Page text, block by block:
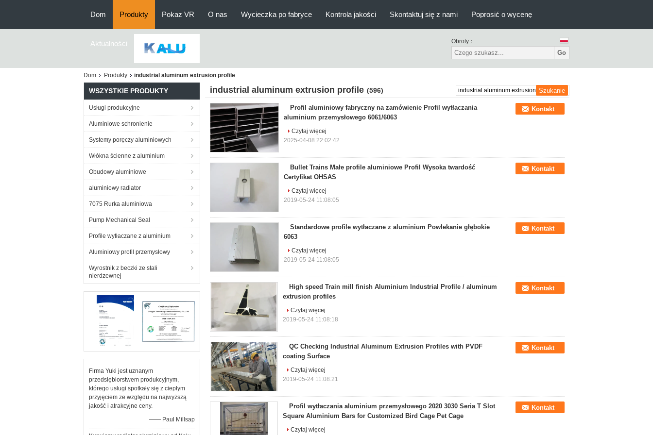
Dom Produkty Pokaz VR O nas Wycieczka po fabryce Kontrola jakości Skontaktuj się z nami Poprosić o wycenę
Aktualności Obroty：
Go
Dom Produkty industrial aluminum extrusion profile
WSZYSTKIE PRODUKTY
Usługi produkcyjne
Aluminiowe schronienie
Systemy poręczy aluminiowych
Włókna ścienne z aluminium
Obudowy aluminiowe
aluminiowy radiator
7075 Rurka aluminiowa
Pump Mechanical Seal
Profile wytłaczane z aluminium
Aluminiowy profil przemysłowy
Wyrostnik z beczki ze stali
nierdzewnej
Firma Yuki jest uznanym
przedsiębiorstwem produkcyjnym,
którego usługi spotkały się z ciepłym
przyjęciem ze względu na najwyższą
jakość i atrakcyjne ceny.
—— Paul Millsap
industrial aluminum extrusion profile (596)
Profil aluminiowy fabryczny na zamówienie Profil wytłaczania
aluminium przemysłowego 6061/6063
Kontakt
Czytaj więcej
2025-04-08 22:02:42
Bullet Trains Małe profile aluminiowe Profil Wysoka twardość
Certyfikat OHSAS
Kontakt
Czytaj więcej
2019-05-24 11:08:05
Standardowe profile wytłaczane z aluminium Powlekanie głębokie
6063
Kontakt
Czytaj więcej
2019-05-24 11:08:05
High speed Train mill finish Aluminium Industrial Profile / aluminum
extrusion profiles
Kontakt
Czytaj więcej
2019-05-24 11:08:18
QC Checking Industrial Aluminum Extrusion Profiles with PVDF
coating Surface
Kontakt
Czytaj więcej
2019-05-24 11:08:21
Profil wytłaczania aluminium przemysłowego 2020 3030 Seria T Slot
Square Aluminium Bars for Customized Bird Cage Pet Cage
Kontakt
Czytaj więcej